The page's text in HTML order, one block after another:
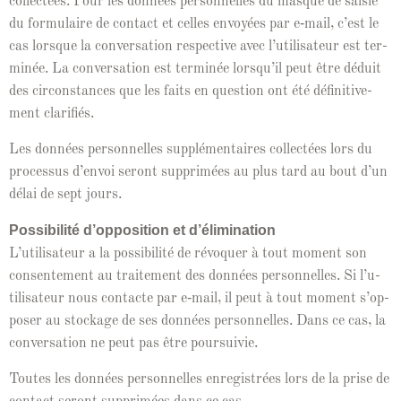
du for­mu­laire de con­tact et celles envoyées par e‑mail, c’est le
cas lorsque la con­ver­sa­tion respec­tive avec l’u­til­isa­teur est ter­
minée. La con­ver­sa­tion est ter­minée lorsqu’il peut être déduit
des cir­con­stances que les faits en ques­tion ont été défini­tive­
ment clarifiés.
Les don­nées per­son­nelles sup­plé­men­taires col­lec­tées lors du
proces­sus d’en­voi seront sup­primées au plus tard au bout d’un
délai de sept jours.
Pos­si­bil­ité d’op­po­si­tion et d’élim­i­na­tion
L’u­til­isa­teur a la pos­si­bil­ité de révo­quer à tout moment son
con­sen­te­ment au traite­ment des don­nées per­son­nelles. Si l’u­
til­isa­teur nous con­tacte par e‑mail, il peut à tout moment s’op­
pos­er au stock­age de ses don­nées per­son­nelles. Dans ce cas, la
con­ver­sa­tion ne peut pas être poursuivie.
Toutes les don­nées per­son­nelles enreg­istrées lors de la prise de